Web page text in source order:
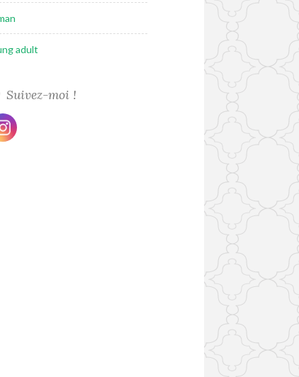
adult
Suivez-moi !